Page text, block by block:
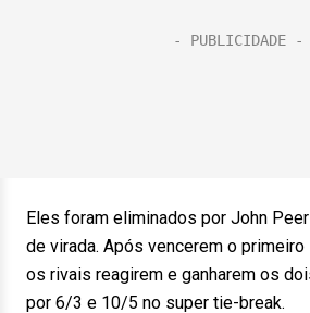
Eles foram eliminados por John
de virada. Após vencerem o
os rivais reagirem e ganharem os
por 6/3 e 10/5 no super tie-break.